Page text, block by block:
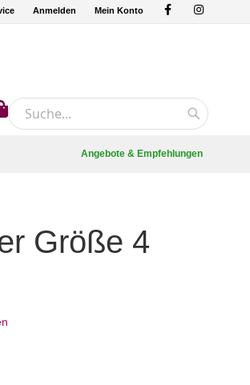
Anmelden Mein Konto
Suche
Mein Warenkorb
Angebote & Empfehlungen
Größe 4